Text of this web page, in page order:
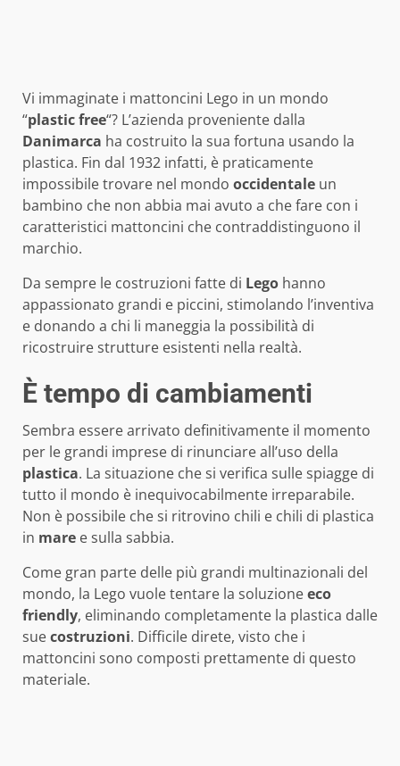
Vi immaginate i mattoncini Lego in un mondo
“plastic free“? L’azienda proveniente dalla
Danimarca ha costruito la sua fortuna usando la
plastica. Fin dal 1932 infatti, è praticamente
impossibile trovare nel mondo occidentale un
bambino che non abbia mai avuto a che fare con i
caratteristici mattoncini che contraddistinguono il
marchio.
Da sempre le costruzioni fatte di Lego hanno
appassionato grandi e piccini, stimolando l’inventiva
e donando a chi li maneggia la possibilità di
ricostruire strutture esistenti nella realtà.
È tempo di cambiamenti
Sembra essere arrivato definitivamente il momento
per le grandi imprese di rinunciare all’uso della
plastica. La situazione che si verifica sulle spiagge di
tutto il mondo è inequivocabilmente irreparabile.
Non è possibile che si ritrovino chili e chili di plastica
in mare e sulla sabbia.
Come gran parte delle più grandi multinazionali del
mondo, la Lego vuole tentare la soluzioneeco
friendly, eliminando completamente la plastica dalle
suecostruzioni. Difficile direte, visto che i
mattoncini sono composti prettamente di questo
materiale.